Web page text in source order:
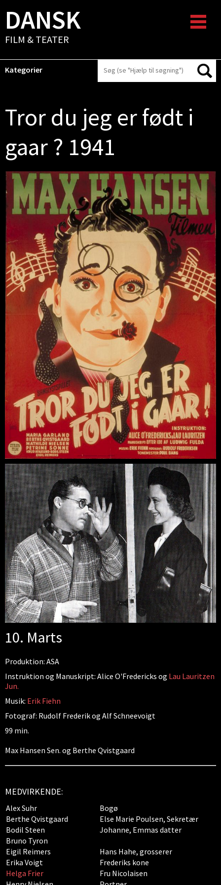
DANSK
FILM & TEATER
Kategorier
Tror du jeg er født i
gaar ? 1941
10. Marts
Produktion: ASA
Instruktion og Manuskript: Alice O'Fredericks og Lau Lauritzen
Jun.
Musik: Erik Fiehn
Fotograf: Rudolf Frederik og Alf Schneevoigt
99 min.
Max Hansen Sen. og Berthe Qvistgaard
MEDVIRKENDE:
Alex Suhr
Bogø
Berthe Qvistgaard
Else Marie Poulsen, Sekretær
Bodil Steen
Johanne, Emmas datter
Bruno Tyron
Eigil Reimers
Hans Hahe, grosserer
Erika Voigt
Frederiks kone
Helga Frier
Fru Nicolaisen